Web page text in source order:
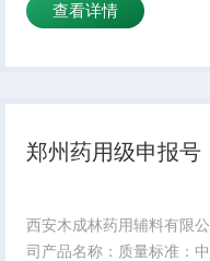
规格：25kg产品名字：主要
水溶性：是适用掺量：8较
查看详情
郑州药用级申报号
西安木成林药用辅料有限公
司产品名称：质量标准：中